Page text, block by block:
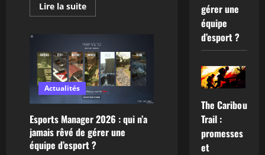
Lire la suiteEn
savoir
of
the
Round
Table
:
une
esthétique
médiévale
qui
se
croit
révolutionnaire
Actualités
Esports Manager 2026 : qui n’a
jamais rêvé de gérer une
équipe d’esport ?
gérer une
équipe
d’esport ?
The Caribou
Trail :
promesses
et